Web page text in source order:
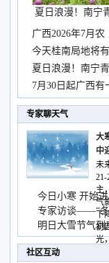
夏日浪漫！南宁
秀山
广西2026年7月农
份
今天桂南局地将
现暴
夏日浪漫！南宁
持
7月30日起广西有
天
专家聊天气
大
中
未
主
气
下
初
光
今日小寒 开始
专家访谈——“冬
温低
明日大雪节气
天气
社区互动